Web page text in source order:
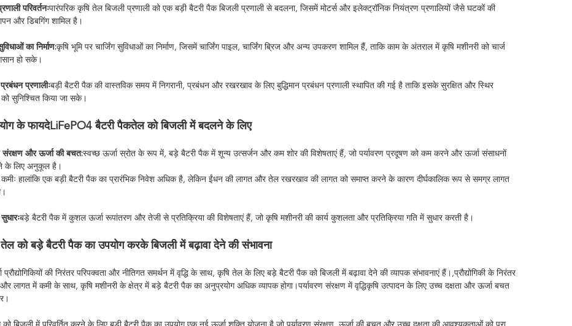
परिवर्तनःपारंपरिक कृषि तेल बिजली प्रणाली को एक बड़ी बैटरी पैक बिजली प्रणाली से बदलना, जिसमें मोटर्स और इलेक्ट्रॉनिक नियंत्रण प्रणालियों जैसे घटकों की
और डिबगिंग शामिल है।
का निर्माण:कृषि भूमि पर चार्जिंग सुविधाओं का निर्माण, जिसमें चार्जिंग पाइल, चार्जिंग ब्रिज और अन्य उपकरण शामिल हैं, ताकि काम के अंतराल में कृषि मशीनरी को चार्ज
हो सके।
प्रबंधन प्रणालीःबड़ी बैटरी पैक की वास्तविक समय में निगरानी, प्रबंधन और रखरखाव के लिए बुद्धिमान प्रबंधन प्रणाली स्थापित की गई है ताकि इसके सुरक्षित और स्थिर
सुनिश्चित किया जा सके।
के फायदेLiFePO4 बैटरी पैकतेल को बिजली में बदलने के लिए
संरक्षण और ऊर्जा की बचत:स्वच्छ ऊर्जा स्रोत के रूप में, बड़े बैटरी पैक में शून्य उत्सर्जन और कम शोर की विशेषताएं हैं, जो पर्यावरण प्रदूषण को कम करने और ऊर्जा संसाधनों
के लिए अनुकूल है।
हालांकि एक बड़ी बैटरी पैक का प्रारंभिक निवेश अधिक है, लेकिन ईंधन की लागत और तेल रखरखाव की लागत को समाप्त करने के कारण दीर्घकालिक रूप से समग्र लागत
बड़े बैटरी पैक में कुशल ऊर्जा रूपांतरण और तेजी से प्रतिक्रिया की विशेषताएं हैं, जो कृषि मशीनरी की कार्य कुशलता और प्रतिक्रिया गति में सुधार करती है।
को बड़े बैटरी पैक का उपयोग करके बिजली में बढ़ावा देने की संभावना
प्रौद्योगिकियों की निरंतर परिपक्वता और नीतिगत समर्थन में वृद्धि के साथ, कृषि तेल के लिए बड़े बैटरी पैक को बिजली में बढ़ावा देने की व्यापक संभावनाएं हैं।,प्रौद्योगिकी के निरंतर
और लागत में कमी के साथ, कृषि मशीनरी के क्षेत्र में बड़े बैटरी पैक का अनुप्रयोग अधिक व्यापक होगा।पर्यावरण संरक्षण में वृद्धिकृषि उत्पादन के लिए उच्च दक्षता और ऊर्जा बचत